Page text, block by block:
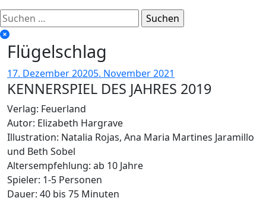
Suchen
nach:
Flügelschlag
17. Dezember 20205. November 2021
KENNERSPIEL DES JAHRES 2019
Verlag: Feuerland
Autor: Elizabeth Hargrave
Illustration: Natalia Rojas, Ana Maria Martines Jaramillo
und Beth Sobel
Altersempfehlung: ab 10 Jahre
Spieler: 1-5 Personen
Dauer: 40 bis 75 Minuten